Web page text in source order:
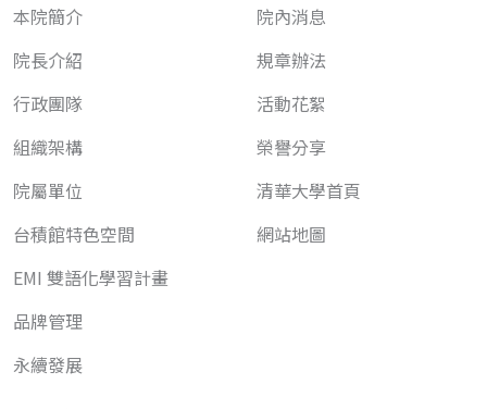
本院簡介
院長介紹
行政團隊
組織架構
院屬單位
台積館特色空間
EMI 雙語化學習計畫
品牌管理
永續發展
院內消息
規章辦法
活動花絮
榮譽分享
清華大學首頁
網站地圖